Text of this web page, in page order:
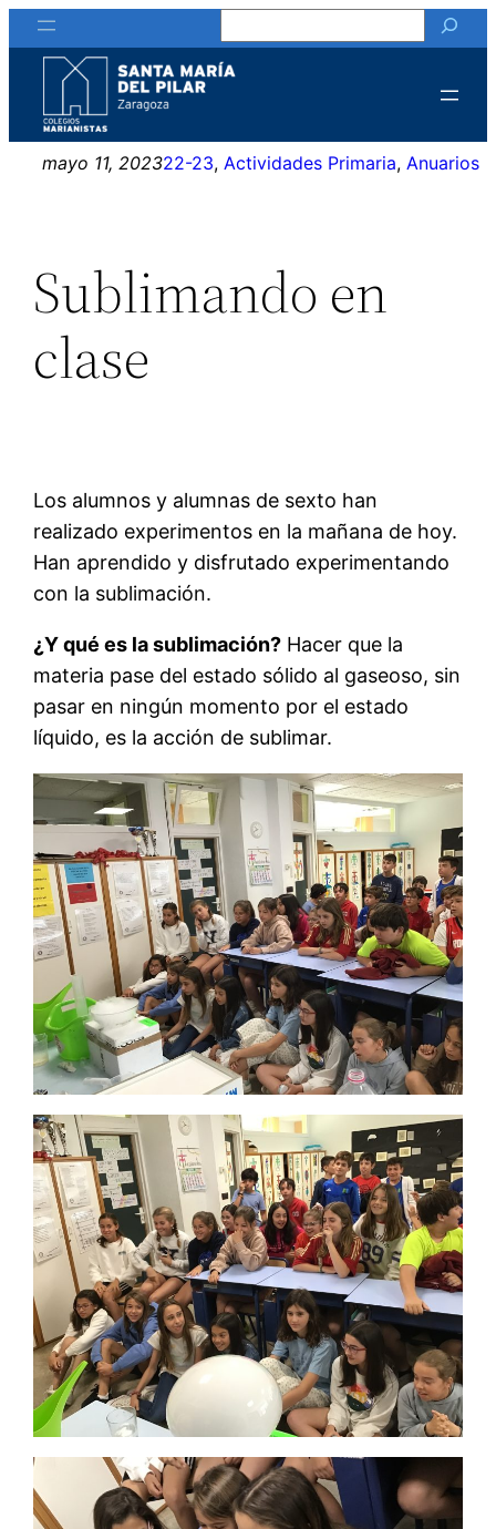
Saltar
al
contenido
mayo 11, 202322-23, Actividades Primaria, Anuarios
Sublimando en
clase
Los alumnos y alumnas de sexto han
realizado experimentos en la mañana de hoy.
Han aprendido y disfrutado experimentando
con la sublimación.
¿Y qué es la sublimación? Hacer que la
materia pase del estado sólido al gaseoso, sin
pasar en ningún momento por el estado
líquido, es la acción de sublimar.